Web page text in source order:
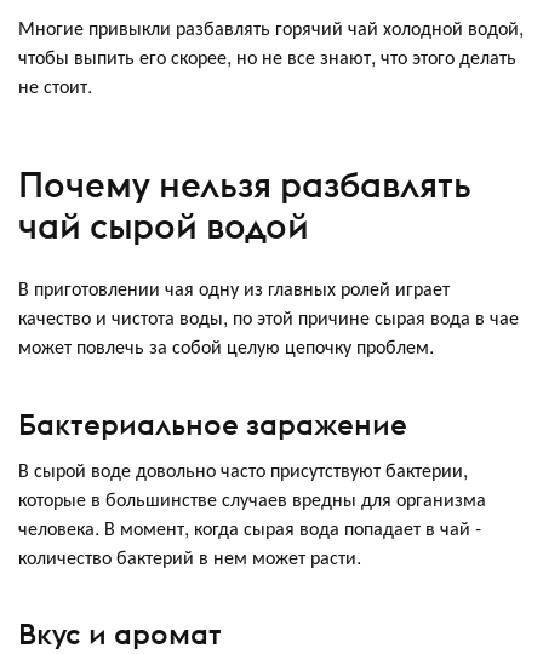
Многие привыкли разбавлять горячий чай холодной водой,
чтобы выпить его скорее, но не все знают, что этого делать
не стоит.
Почему нельзя разбавлять
чай сырой водой
В приготовлении чая одну из главных ролей играет
качество и чистота воды, по этой причине сырая вода в чае
может повлечь за собой целую цепочку проблем.
Бактериальное заражение
В сырой воде довольно часто присутствуют бактерии,
которые в большинстве случаев вредны для организма
человека. В момент, когда сырая вода попадает в чай -
количество бактерий в нем может расти.
Вкус и аромат